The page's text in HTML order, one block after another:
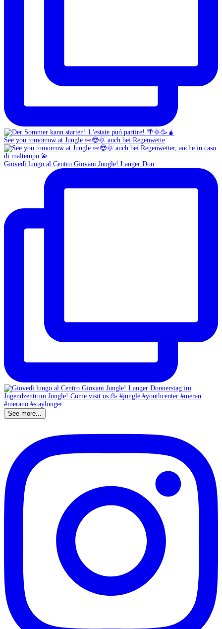
See you tomorrow at Jungle 👀😎🌞 auch bei Regenwette
Giovedì lungo al Centro Giovani Jungle! Langer Don
See more...